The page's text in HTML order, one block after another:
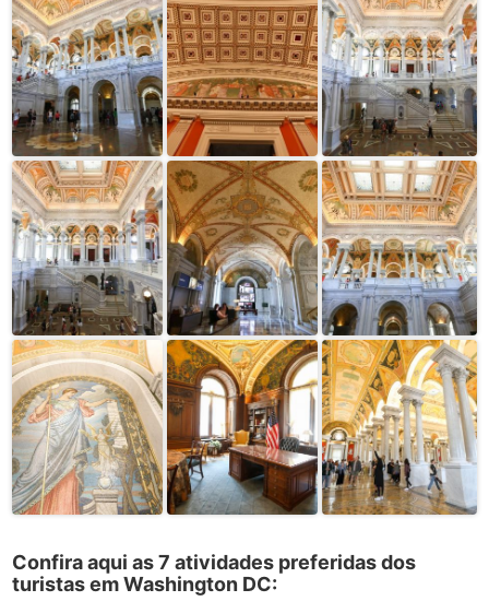
Confira aqui as 7 atividades preferidas dos
turistas em Washington DC: